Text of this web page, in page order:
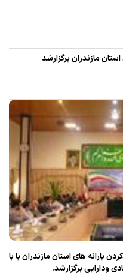
مازندران برگزارشد
های استان مازندران با با
ودارایی برگزارشد.